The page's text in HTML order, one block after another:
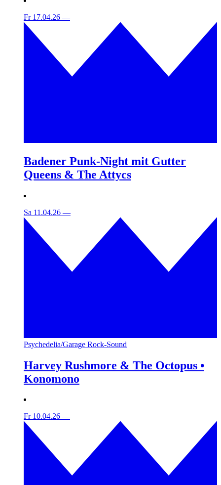
Fr 17.04.26 —
Badener Punk-Night mit Gutter
Queens & The Attycs
Sa 11.04.26 —
Psychedelia/Garage Rock-Sound
Harvey Rushmore & The Octopus •
Konomono
Fr 10.04.26 —